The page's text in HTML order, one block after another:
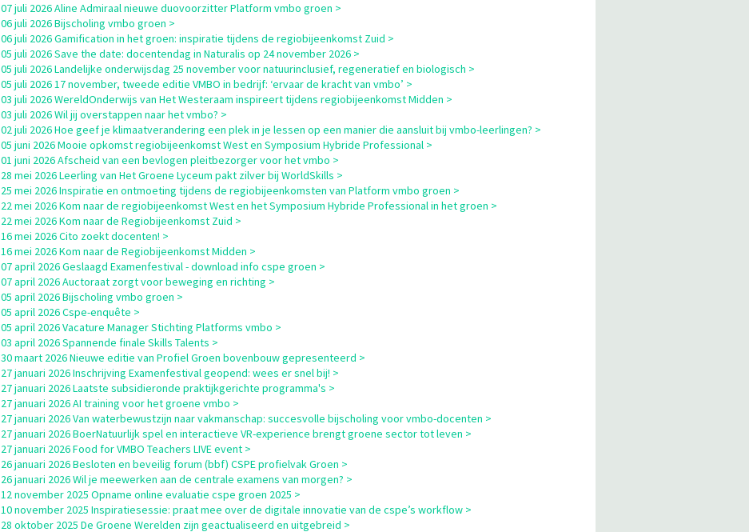
07 juli 2026 Aline Admiraal nieuwe duovoorzitter Platform vmbo groen >
06 juli 2026 Bijscholing vmbo groen >
06 juli 2026 Gamification in het groen: inspiratie tijdens de regiobijeenkomst Zuid >
05 juli 2026 Save the date: docentendag in Naturalis op 24 november 2026 >
05 juli 2026 Landelijke onderwijsdag 25 november voor natuurinclusief, regeneratief en biologisch >
05 juli 2026 17 november, tweede editie VMBO in bedrijf: ‘ervaar de kracht van vmbo’ >
03 juli 2026 WereldOnderwijs van Het Westeraam inspireert tijdens regiobijeenkomst Midden >
03 juli 2026 Wil jij overstappen naar het vmbo? >
02 juli 2026 Hoe geef je klimaatverandering een plek in je lessen op een manier die aansluit bij vmbo-leerlingen? >
05 juni 2026 Mooie opkomst regiobijeenkomst West en Symposium Hybride Professional >
01 juni 2026 Afscheid van een bevlogen pleitbezorger voor het vmbo >
28 mei 2026 Leerling van Het Groene Lyceum pakt zilver bij WorldSkills >
25 mei 2026 Inspiratie en ontmoeting tijdens de regiobijeenkomsten van Platform vmbo groen >
22 mei 2026 Kom naar de regiobijeenkomst West en het Symposium Hybride Professional in het groen >
22 mei 2026 Kom naar de Regiobijeenkomst Zuid >
16 mei 2026 Cito zoekt docenten! >
16 mei 2026 Kom naar de Regiobijeenkomst Midden >
07 april 2026 Geslaagd Examenfestival - download info cspe groen >
07 april 2026 Auctoraat zorgt voor beweging en richting >
05 april 2026 Bijscholing vmbo groen >
05 april 2026 Cspe-enquête >
05 april 2026 Vacature Manager Stichting Platforms vmbo >
03 april 2026 Spannende finale Skills Talents >
30 maart 2026 Nieuwe editie van Profiel Groen bovenbouw gepresenteerd >
27 januari 2026 Inschrijving Examenfestival geopend: wees er snel bij! >
27 januari 2026 Laatste subsidieronde praktijkgerichte programma's >
27 januari 2026 AI training voor het groene vmbo >
27 januari 2026 Van waterbewustzijn naar vakmanschap: succesvolle bijscholing voor vmbo-docenten >
27 januari 2026 BoerNatuurlijk spel en interactieve VR-experience brengt groene sector tot leven >
27 januari 2026 Food for VMBO Teachers LIVE event >
26 januari 2026 Besloten en beveilig forum (bbf) CSPE profielvak Groen >
26 januari 2026 Wil je meewerken aan de centrale examens van morgen? >
12 november 2025 Opname online evaluatie cspe groen 2025 >
10 november 2025 Inspiratiesessie: praat mee over de digitale innovatie van de cspe’s workflow >
28 oktober 2025 De Groene Werelden zijn geactualiseerd en uitgebreid >